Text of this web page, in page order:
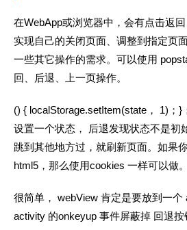
在WebApp或浏览器中，会有点击返
实现自己的关闭页面、调整到指定页
一些其它操作的需求。可以使用
回、后退、上一页操作。
() { localStorage.setItem(state， 1)；
设置一个状态， 后退发现状态不是初
跳到其他地方过，就刷新页面。如果
html5，那么使用cookies 一样可以做。
很简单， webView 肯定是要放到一个
activity 的onkeyup 事件屏蔽掉 回退按